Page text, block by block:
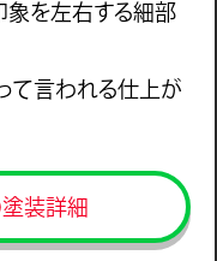
象を左右する細部
て言われる仕上が
装詳細